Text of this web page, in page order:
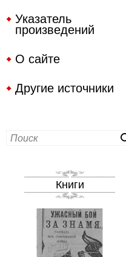
Указатель
произведений
О сайте
Другие источники
Книги